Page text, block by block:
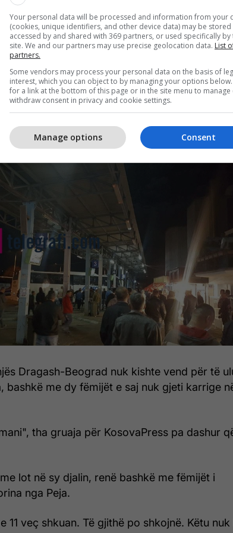
i tëri. Krejt kjo ngjarje ishte nën
qëndronin afër autobusit dhe verifikonin
Kosovës sot ka demantuar lajmet për ikje, por
Thaçit shtetit, le ta merr krejt për vete”, tha
tjetri shton: “Duhet me ia shti flakën këtij
Dragash-Beograd nuk kishte vend për të
bashkë me dy fëmijët e saj nuk gjeti karrige
tha gruaja për KosovaPress pa dashur
lot në sy djalin, renë bashkë me fëmijët i
nga Peja.
11 veç shkuan. Të gjithë po shkojnë. Këtu nuk
Your personal data will be processed and information from your
(cookies, unique identifiers, and other device data) may be stored
accessed by and shared with 369 partners, or used specifically by
site. We and our partners may use precise geolocation data. List
partners.
Some vendors may process your personal data on the basis of
interest, which you can object to by managing your options
for a link at the bottom of this page or in the site menu to manage
withdraw consent in privacy and cookie settings.
Consent
Manage options